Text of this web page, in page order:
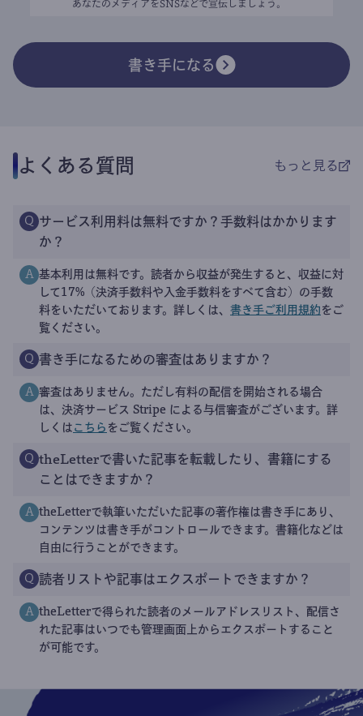
あなたのメディアをSNSなどで宣伝しましょう。
書き手になる
よくある質問 もっと見る
Q サービス利用料は無料ですか？手数料はかかります
か？
A 基本利用は無料です。読者から収益が発生すると、収益に対
して17%（決済手数料や入金手数料をすべて含む）の手数
料をいただいております。詳しくは、 書き手ご利用規約 をご
覧ください。
Q 書き手になるための審査はありますか？
A 審査はありません。ただし有料の配信を開始される場合
は、決済サービス Stripe による与信審査がございます。詳
しくは こちら をご覧ください。
Q theLetterで書いた記事を転載したり、書籍にする
ことはできますか？
A theLetterで執筆いただいた記事の著作権は書き手にあり、
コンテンツは書き手がコントロールできます。書籍化などは
自由に行うことができます。
Q 読者リストや記事はエクスポートできますか？
A theLetterで得られた読者のメールアドレスリスト、配信さ
れた記事はいつでも管理画面上からエクスポートすること
が可能です。